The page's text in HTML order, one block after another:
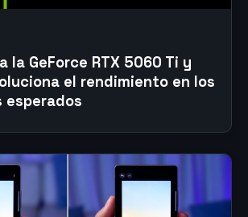
la GeForce RTX 5060 Ti y
el rendimiento en los